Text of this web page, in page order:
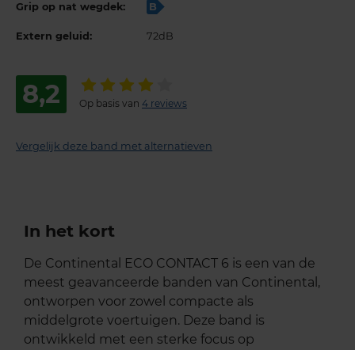
Grip op nat wegdek: B
Extern geluid: 72dB
8,2 Op basis van 4 reviews
Vergelijk deze band met alternatieven
In het kort
De Continental ECO CONTACT 6 is een van de
meest geavanceerde banden van Continental,
ontworpen voor zowel compacte als
middelgrote voertuigen. Deze band is
ontwikkeld met een sterke focus op